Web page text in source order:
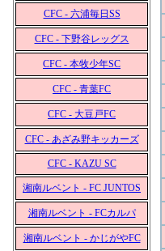
CFC - 六浦毎日SS
CFC - 下野谷レッグス
CFC - 本牧少年SC
CFC - 青葉FC
CFC - 大豆戸FC
CFC - あざみ野キッカーズ
CFC - KAZU SC
湘南ルベント - FC JUNTOS
湘南ルベント - FCカルパ
湘南ルベント - かじがやFC